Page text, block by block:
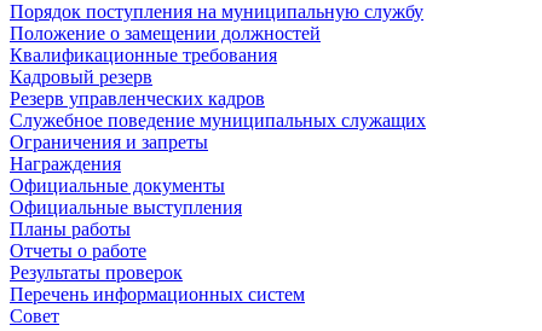
Порядок поступления на муниципальную службу
Положение о замещении должностей
Квалификационные требования
Кадровый резерв
Резерв управленческих кадров
Служебное поведение муниципальных служащих
Ограничения и запреты
Награждения
Официальные документы
Официальные выступления
Планы работы
Отчеты о работе
Результаты проверок
Перечень информационных систем
Совет